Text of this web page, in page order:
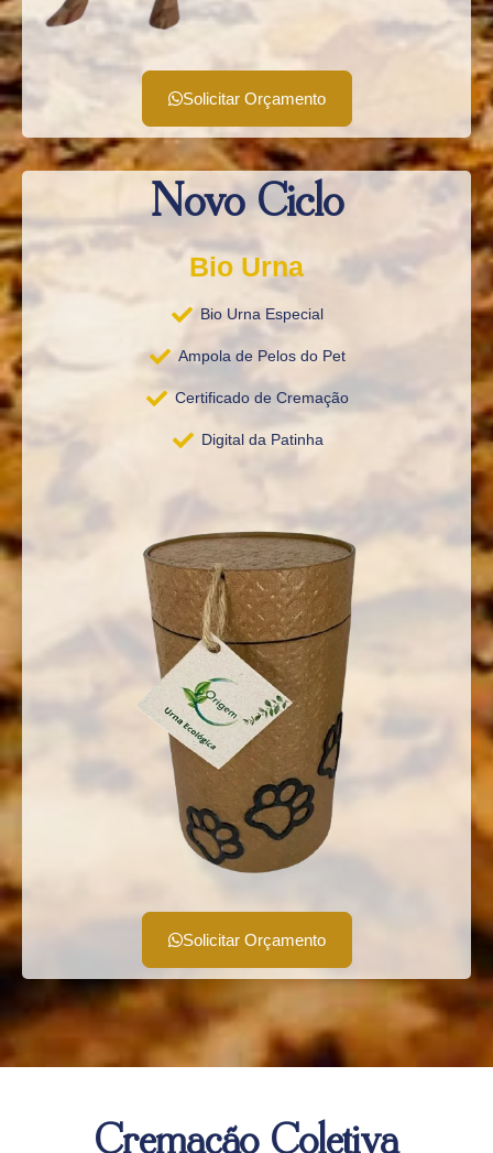
Solicitar Orçamento
Novo Ciclo
Bio Urna
Bio Urna Especial
Ampola de Pelos do Pet
Certificado de Cremação
Digital da Patinha
Solicitar Orçamento